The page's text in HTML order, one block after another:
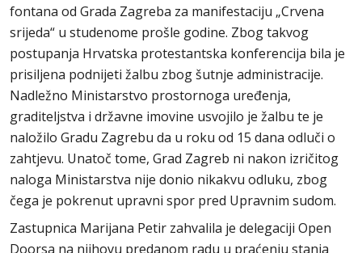
fontana od Grada Zagreba za manifestaciju „Crvena
srijeda“ u studenome prošle godine. Zbog takvog
postupanja Hrvatska protestantska konferencija bila je
prisiljena podnijeti žalbu zbog šutnje administracije.
Nadležno Ministarstvo prostornoga uređenja,
graditeljstva i državne imovine usvojilo je žalbu te je
naložilo Gradu Zagrebu da u roku od 15 dana odluči o
zahtjevu. Unatoč tome, Grad Zagreb ni nakon izričitog
naloga Ministarstva nije donio nikakvu odluku, zbog
čega je pokrenut upravni spor pred Upravnim sudom.
Zastupnica Marijana Petir zahvalila je delegaciji Open
Doorsa na njihovu predanom radu u praćenju stanja